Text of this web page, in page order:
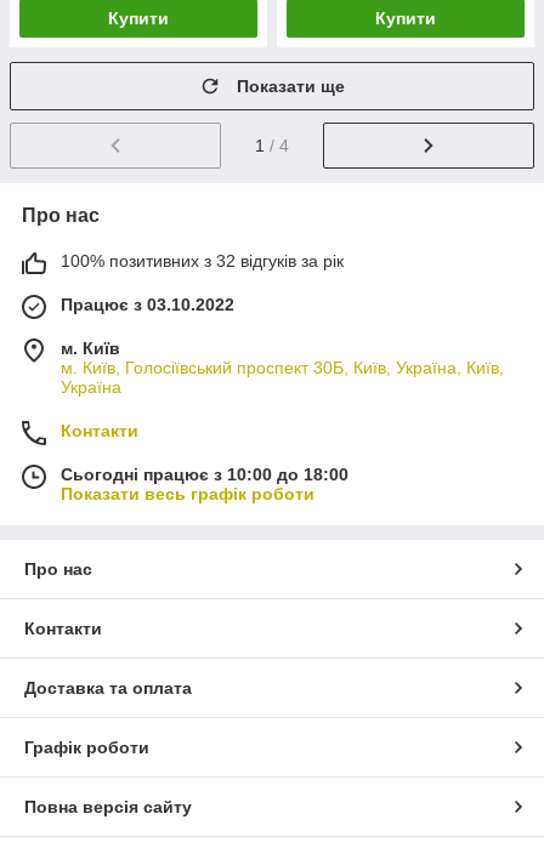
Купити Купити
Показати ще
1 / 4
Про нас
100% позитивних з 32 відгуків за рік
Працює з 03.10.2022
м. Київ
м. Київ, Голосіївський проспект 30Б, Київ, Україна, Київ,
Україна
Контакти
Сьогодні працює з 10:00 до 18:00
Показати весь графік роботи
Про нас
Контакти
Доставка та оплата
Графік роботи
Повна версія сайту